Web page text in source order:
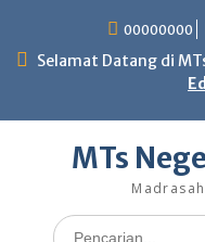
content
00000000
Selamat Datang di
MTs
Search